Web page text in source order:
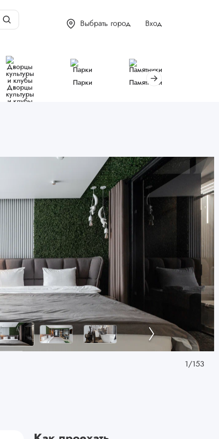
Выбрать город Вход
Дворцы
культуры
и клубы
Парки Памятники
1/153